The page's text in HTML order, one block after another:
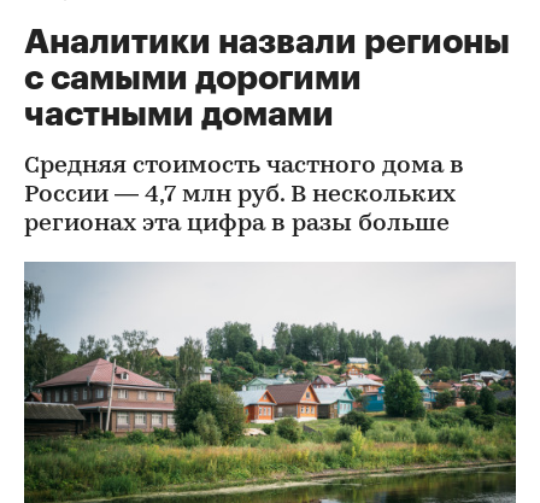
Аналитики назвали регионы
с самыми дорогими
частными домами
Средняя стоимость частного дома в
России — 4,7 млн руб. В нескольких
регионах эта цифра в разы больше